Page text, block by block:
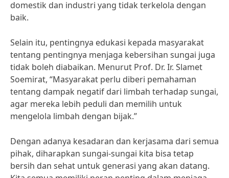
domestik dan industri yang tidak terkelola dengan
baik.
Selain itu, pentingnya edukasi kepada masyarakat
tentang pentingnya menjaga kebersihan sungai juga
tidak boleh diabaikan. Menurut Prof. Dr. Ir. Slamet
Soemirat, “Masyarakat perlu diberi pemahaman
tentang dampak negatif dari limbah terhadap sungai,
agar mereka lebih peduli dan memilih untuk
mengelola limbah dengan bijak.”
Dengan adanya kesadaran dan kerjasama dari semua
pihak, diharapkan sungai-sungai kita bisa tetap
bersih dan sehat untuk generasi yang akan datang.